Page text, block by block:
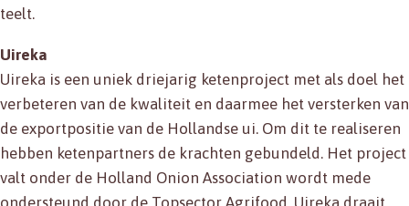
teelt.
Uireka
Uireka is een uniek driejarig ketenproject met als doel het
verbeteren van de kwaliteit en daarmee het versterken van
de exportpositie van de Hollandse ui. Om dit te realiseren
hebben ketenpartners de krachten gebundeld. Het project
valt onder de Holland Onion Association wordt mede